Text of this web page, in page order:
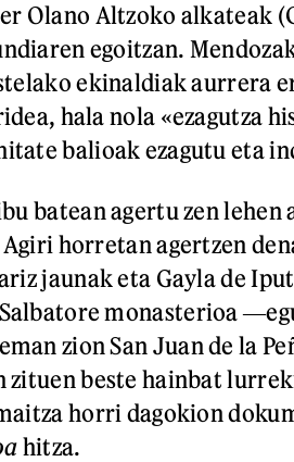
Olano Altzoko alkateak
egoitzan.
ekinaldiak aurrera
hala nola «ezagutza
balioak ezagutu eta
batean agertu zen lehen
horretan agertzen
jaunak eta Gayla de
monasterioa
zion San Juan de la
zituen beste hainbat
horri dagokion
hitza.